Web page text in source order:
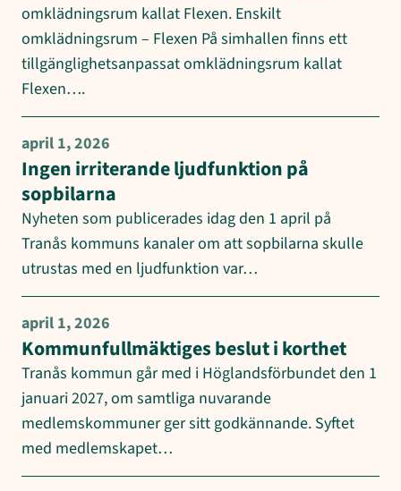
omklädningsrum kallat Flexen. Enskilt
omklädningsrum – Flexen På simhallen finns ett
tillgänglighetsanpassat omklädningsrum kallat
Flexen….
april 1, 2026
Ingen irriterande ljudfunktion på
sopbilarna
Nyheten som publicerades idag den 1 april på
Tranås kommuns kanaler om att sopbilarna skulle
utrustas med en ljudfunktion var…
april 1, 2026
Kommunfullmäktiges beslut i korthet
Tranås kommun går med i Höglandsförbundet den 1
januari 2027, om samtliga nuvarande
medlemskommuner ger sitt godkännande. Syftet
med medlemskapet…